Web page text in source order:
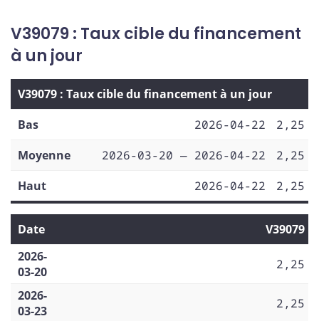
V39079 : Taux cible du financement
à un jour
V39079 : Taux cible du financement à un jour
Bas
2026-04-22
2,25
Moyenne
2026-03-20 — 2026-04-22
2,25
Haut
2026-04-22 2,25
Date
V39079
2026-
03-20
2,25
2026-
03-23
2,25